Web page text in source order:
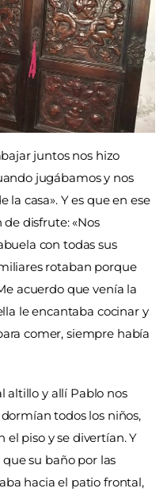
juntos nos hizo
jugábamos y nos
casa». Y es que en ese
de disfrute: «Nos
con todas sus
rotaban porque
acuerdo que venía la
le encantaba cocinar y
comer, siempre había
altillo y allí Pablo nos
todos los niños,
piso y se divertían. Y
su baño por las
hacia el patio frontal,